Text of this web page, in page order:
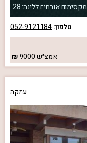
מקסימום אורחים ללינה: 28
טלפון:052-9121184
אמצ״ש9000
עמקה